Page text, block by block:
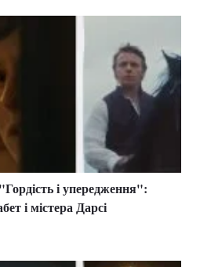
і упередження":
і містера Дарсі